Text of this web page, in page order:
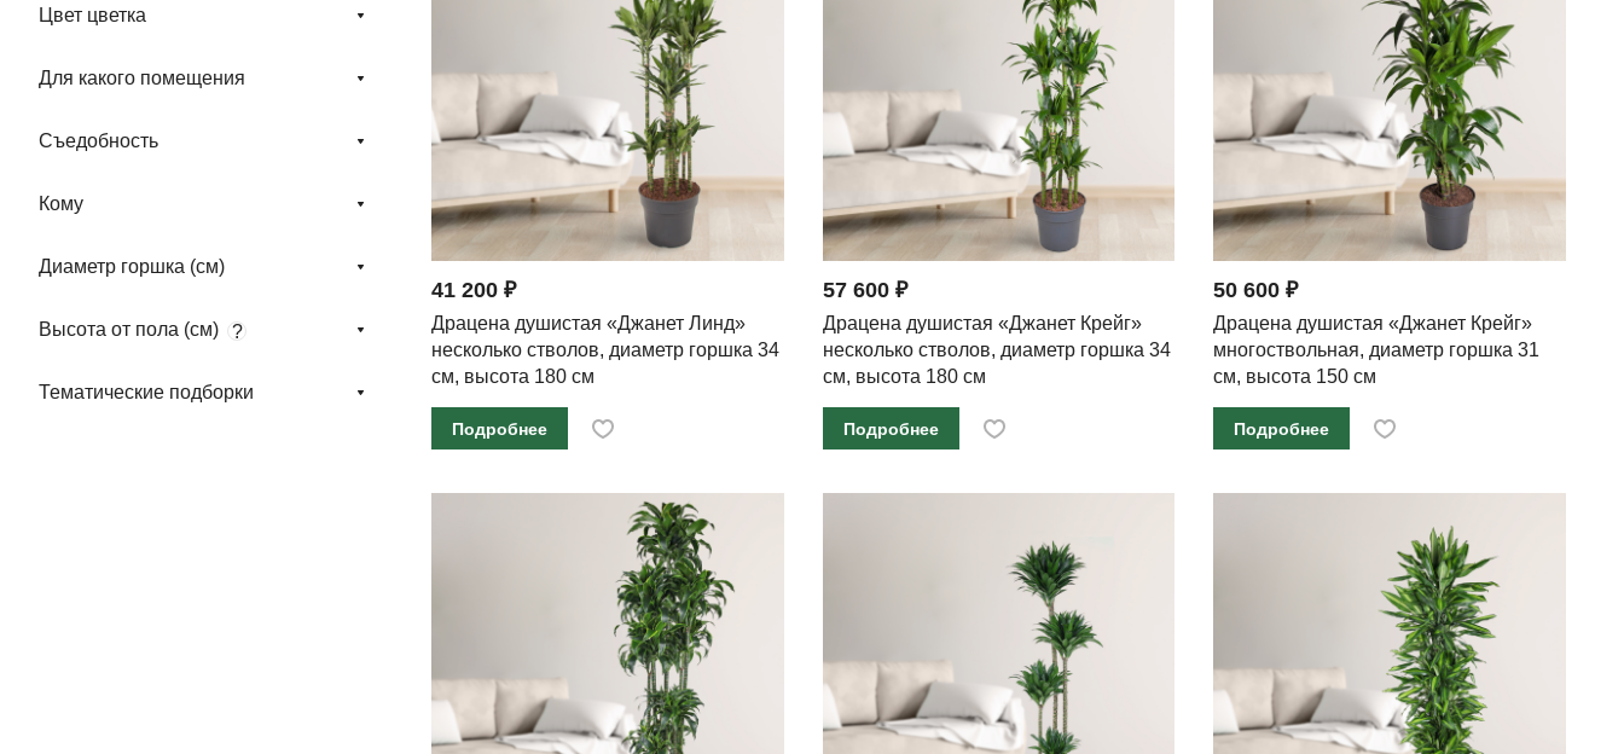
41 200 ₽
Драцена душистая «Джанет Линд»
несколько стволов, диаметр горшка 34
см, высота 180 см
Подробнее
57 600 ₽
Драцена душистая «Джанет Крейг»
несколько стволов, диаметр горшка 34
см, высота 180 см
Подробнее
50 600 ₽
Драцена душистая «Джанет Крейг»
многоствольная, диаметр горшка 31
см, высота 150 см
Подробнее
Цвет цветка
Для какого помещения
Съедобность
Кому
Диаметр горшка (см)
Высота от пола (см) ?
Тематические подборки